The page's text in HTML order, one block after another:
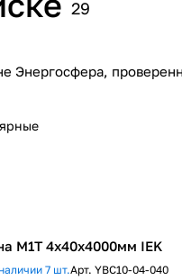
29
Энергосфера,
М1Т 4х40х4000мм IEK
7 шт.Арт. YBC10-04-040